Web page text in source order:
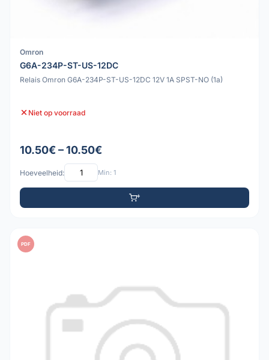
Omron
G6A-234P-ST-US-12DC
Relais Omron G6A-234P-ST-US-12DC 12V 1A SPST-NO (1a)
Niet op voorraad
10.50€ – 10.50€
Hoeveelheid: Min: 1
PDF